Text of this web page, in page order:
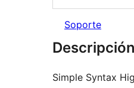
Soporte
Descripción
Simple Syntax